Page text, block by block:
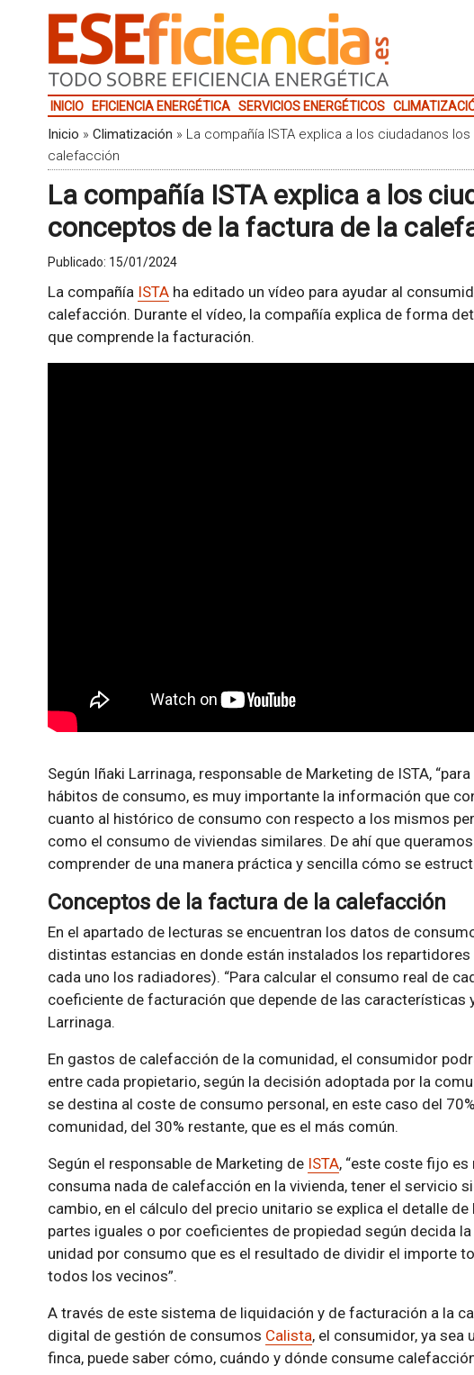
INICIO EFICIENCIA ENERGÉTICA SERVICIOS ENERGÉTICOS
Inicio » Climatización » La compañía ISTA explica a los ciudadanos
calefacción
La compañía ISTA explica a los
conceptos de la factura de la
Publicado: 15/01/2024
La compañía ISTAha editado un vídeo para ayudar al
calefacción. Durante el vídeo, la compañía explica de forma
que comprende la facturación.
Según Iñaki Larrinaga, responsable de Marketing de ISTA,
hábitos de consumo, es muy importante la información que
cuanto al histórico de consumo con respecto a los mismos
como el consumo de viviendas similares. De ahí que
comprender de una manera práctica y sencilla cómo se
Conceptos de la factura de la calefacción
En el apartado de lecturas se encuentran los datos de
distintas estancias en donde están instalados los
cada uno los radiadores). “Para calcular el consumo real de
coeficiente de facturación que depende de las características
Larrinaga.
En gastos de calefacción de la comunidad, el consumidor
entre cada propietario, según la decisión adoptada por la
se destina al coste de consumo personal, en este caso del
comunidad, del 30% restante, que es el más común.
Según el responsable de Marketing de ISTA, “este coste fijo es
consuma nada de calefacción en la vivienda, tener el servicio
cambio, en el cálculo del precio unitario se explica el detalle
partes iguales o por coeficientes de propiedad según decida
unidad por consumo que es el resultado de dividir el importe
todos los vecinos”.
A través de este sistema de liquidación y de facturación a la
digital de gestión de consumos Calista, el consumidor, ya sea
finca, puede saber cómo, cuándo y dónde consume